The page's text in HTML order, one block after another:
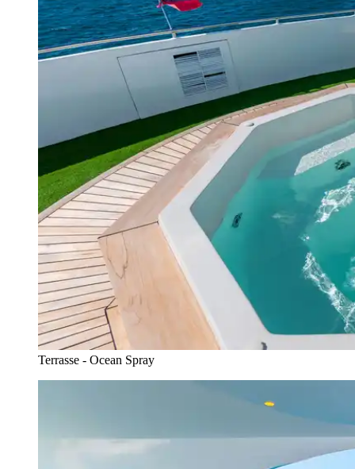
Terrasse - Ocean Spray